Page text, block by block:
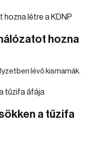
hozna
lévő kismamák.
a tűzifa